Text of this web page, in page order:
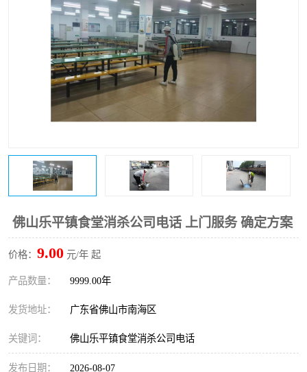
佛山乐平镇食堂消杀公司电话 上门服务 确定方案
价格： 9.00 元/年 起
产品数量： 9999.00年
发货地址： 广东省佛山市南海区
关键词： 佛山乐平镇食堂消杀公司电话
发布日期： 2026-08-07
校园消杀 园区消杀
害虫防治